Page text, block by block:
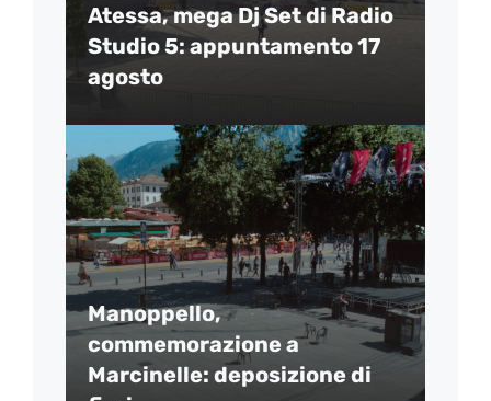
Atessa, mega Dj Set di Radio
Studio 5: appuntamento 17
agosto
Manoppello,
commemorazione a
Marcinelle: deposizione di